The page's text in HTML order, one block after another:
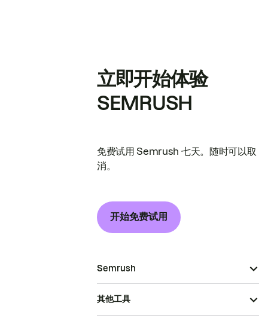
立即开始体验
SEMRUSH
免费试用 Semrush 七天。随时可以取
消。
开始免费试用
Semrush
其他工具